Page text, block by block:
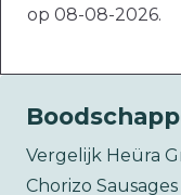
op 08-08-2026.
Vergelijk Heüra
Chorizo